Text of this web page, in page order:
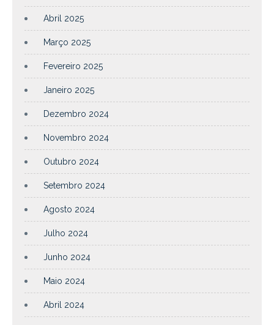
Abril 2025
Março 2025
Fevereiro 2025
Janeiro 2025
Dezembro 2024
Novembro 2024
Outubro 2024
Setembro 2024
Agosto 2024
Julho 2024
Junho 2024
Maio 2024
Abril 2024